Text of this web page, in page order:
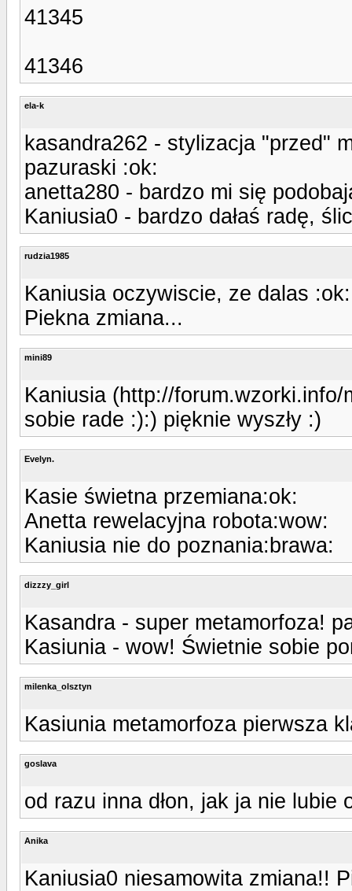
41345
41346
ela-k
kasandra262 - stylizacja "przed"
pazuraski :ok:
anetta280 - bardzo mi się
Kaniusia0 - bardzo dałaś radę,
rudzia1985
Kaniusia oczywiscie, ze dalas :ok:
Piekna zmiana...
mini89
Kaniusia (http://forum.wzorki.info/
sobie rade :):) pięknie wyszły :)
Evelyn.
Kasie świetna przemiana:ok:
Anetta rewelacyjna robota:wow:
Kaniusia nie do poznania:brawa:
dizzzy_girl
Kasandra - super metamorfoza!
Kasiunia - wow! Świetnie sobie
milenka_olsztyn
Kasiunia metamorfoza pierwsza
goslava
od razu inna dłon, jak ja nie lubie
Anika
Kaniusia0 niesamowita zmiana!!